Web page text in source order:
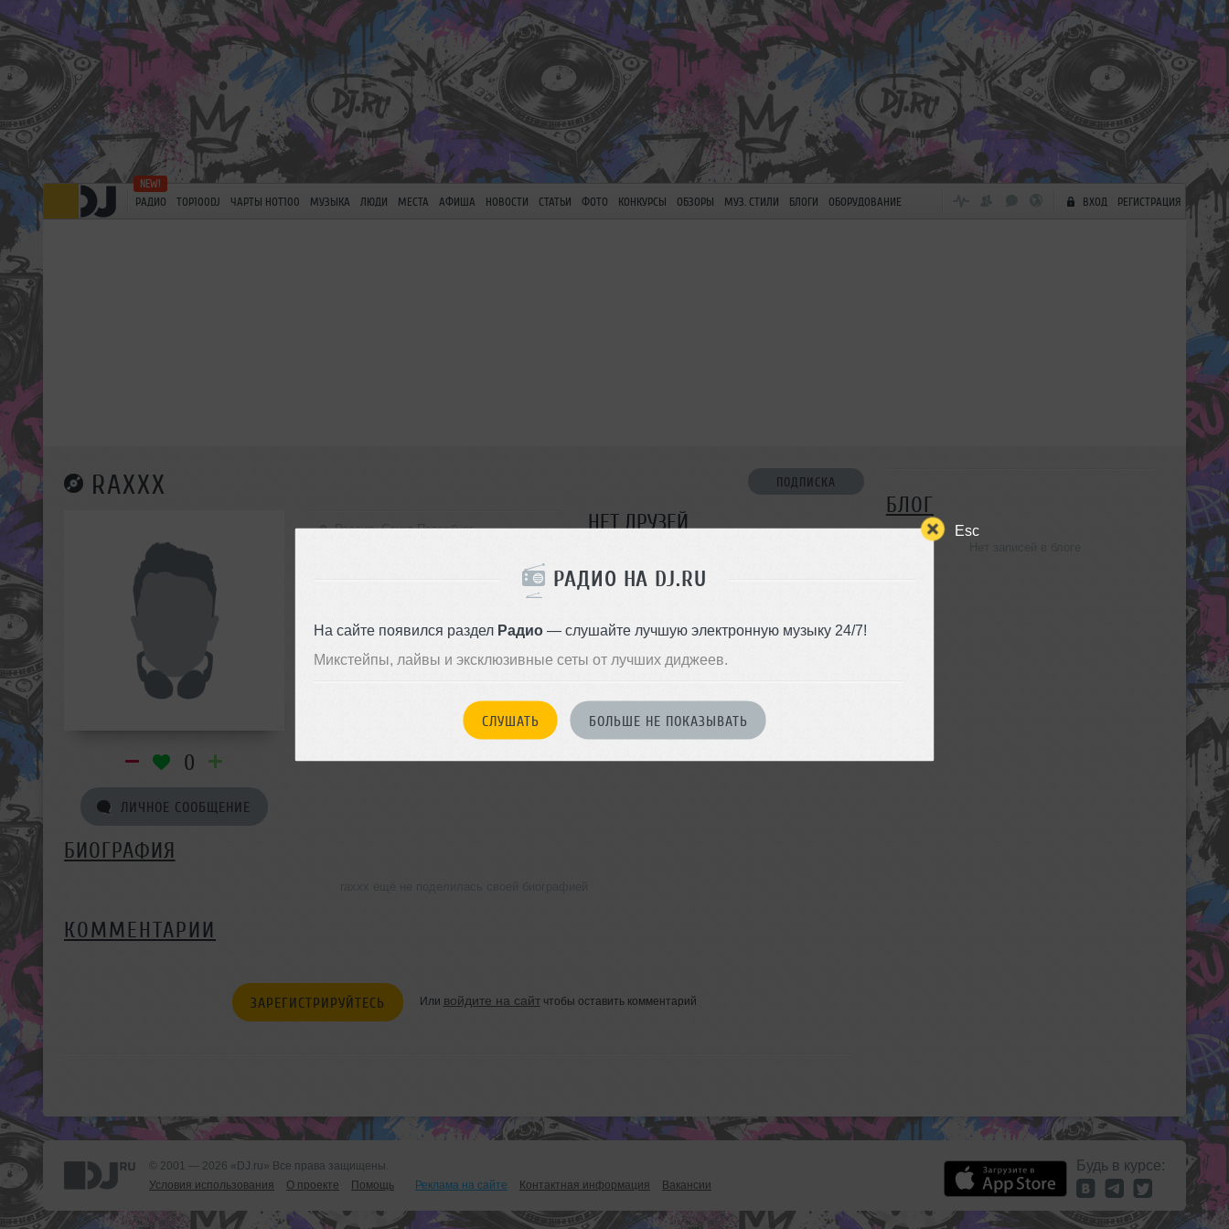
Esc
РАДИО НА DJ.RU
На сайте появился раздел Радио— слушайте лучшую электронную музыку 24/7!
Микстейпы, лайвы и эксклюзивные сеты от лучших диджеев.
СЛУШАТЬ БОЛЬШЕ НЕ ПОКАЗЫВАТЬ
РАДИО TOP100DJ ЧАРТЫ HOT100 МУЗЫКА ЛЮДИ МЕСТА АФИША НОВОСТИ СТАТЬИ ФОТО КОНКУРСЫ ОБЗОРЫ МУЗ. СТИЛИ БЛОГИ ОБОРУДОВАНИЕ ВХОД РЕГИСТРАЦИЯ
RAXXX ПОДПИСКА
0
ЛИЧНОЕ СООБЩЕНИЕ
Россия, Санкт-Петербург НЕТ ДРУЗЕЙ
БИОГРАФИЯ
КОММЕНТАРИИ
ЗАРЕГИСТРИРУЙТЕСЬ Или войдите на сайтчтобы оставить комментарий
БЛОГ
© 2001 — 2026 «DJ.ru» Все права защищены.
Условия использования
О проекте Помощь Реклама на сайте Контактная информация Вакансии
Будь в курсе: